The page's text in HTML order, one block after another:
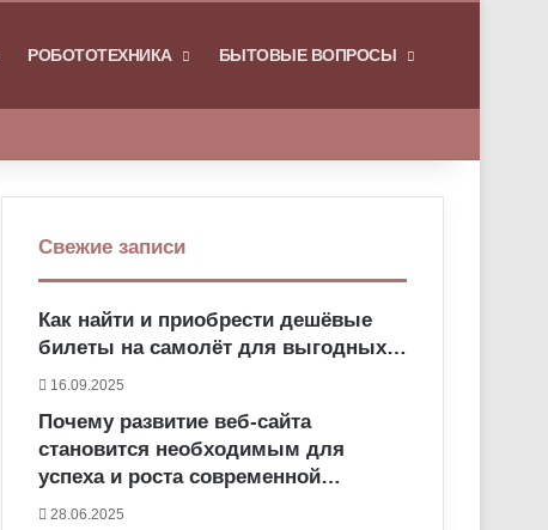
РОБОТОТЕХНИКА БЫТОВЫЕ ВОПРОСЫ
Свежие записи
Как найти и приобрести дешёвые
билеты на самолёт для выгодных…
16.09.2025
Почему развитие веб-сайта
становится необходимым для
успеха и роста современной…
28.06.2025